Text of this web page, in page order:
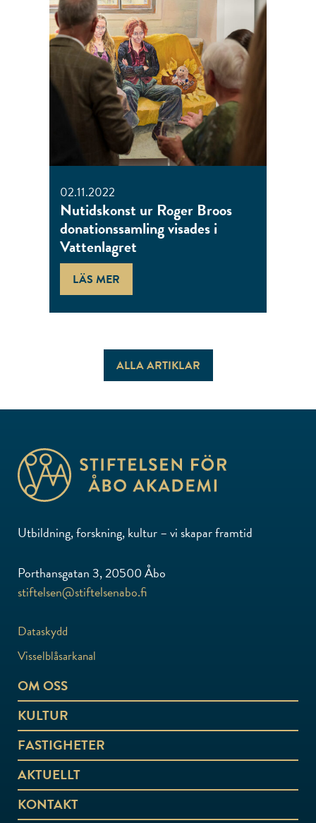
02.11.2022
Nutidskonst ur Roger Broos
donationssamling visades i
Vattenlagret
LÄS MER
ALLA ARTIKLAR
Utbildning, forskning, kultur – vi skapar framtid
Porthansgatan 3, 20500 Åbo
stiftelsen@stiftelsenabo.fi
Dataskydd
Visselblåsarkanal
OM OSS
KULTUR
FASTIGHETER
AKTUELLT
KONTAKT